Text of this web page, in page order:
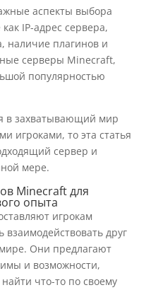
аспекты выбора
IP-адрес сервера,
наличие плагинов и
серверы Minecraft,
популярностью
в захватывающий мир
игроками, то эта статья
сервер и
мере.
Minecraft для
опыта
игрокам
друг
Они предлагают
и возможности,
что-то по своему